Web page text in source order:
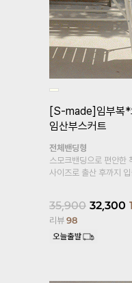
[기획특가1+1/여
파✨]임부복*푸딩
깅스
복대형
부드러우면서 가볍게 입
17,600 15,800
리뷰 2,447